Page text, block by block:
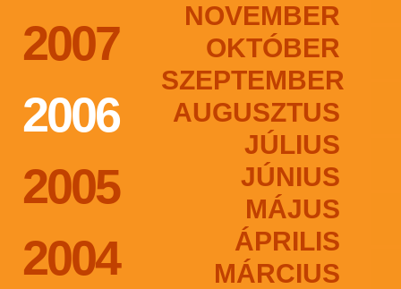
2007
2006
2005
2004
NOVEMBER
OKTÓBER
SZEPTEMBER
AUGUSZTUS
JÚLIUS
JÚNIUS
MÁJUS
ÁPRILIS
MÁRCIUS